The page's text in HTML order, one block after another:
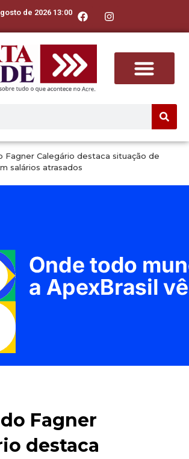
de 2026 13:00
Fagner Calegário destaca situação de
salários atrasados
Fagner
destaca